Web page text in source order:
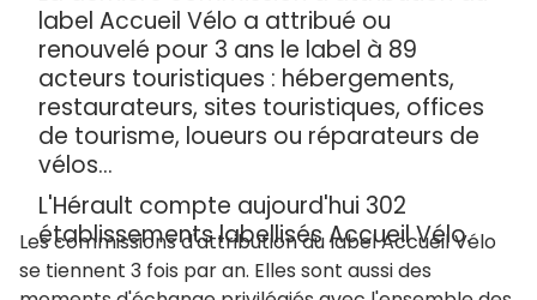
label Accueil Vélo a attribué ou
renouvelé pour 3 ans le label à 89
acteurs touristiques : hébergements,
restaurateurs, sites touristiques, offices
de tourisme, loueurs ou réparateurs de
vélos...
L'Hérault compte aujourd'hui 302
établissements labellisés Accueil Vélo.
Les commissions d'attribution du label Accueil Vélo
se tiennent 3 fois par an. Elles sont aussi des